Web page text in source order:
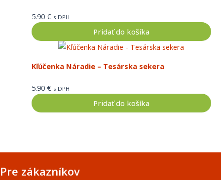
5.90 € s DPH
Pridať do košíka
Kľúčenka Náradie – Tesárska sekera
5.90 € s DPH
Pridať do košíka
Pre zákazníkov